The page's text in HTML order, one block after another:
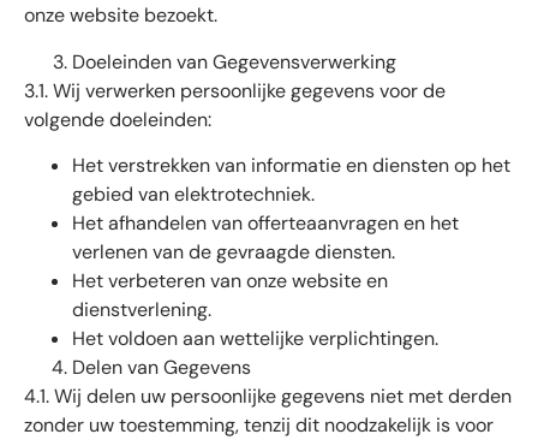
onze website bezoekt.
Doeleinden van Gegevensverwerking
3.1. Wij verwerken persoonlijke gegevens voor de
volgende doeleinden:
Het verstrekken van informatie en diensten op het
gebied van elektrotechniek.
Het afhandelen van offerteaanvragen en het
verlenen van de gevraagde diensten.
Het verbeteren van onze website en
dienstverlening.
Het voldoen aan wettelijke verplichtingen.
Delen van Gegevens
4.1. Wij delen uw persoonlijke gegevens niet met derden
zonder uw toestemming, tenzij dit noodzakelijk is voor